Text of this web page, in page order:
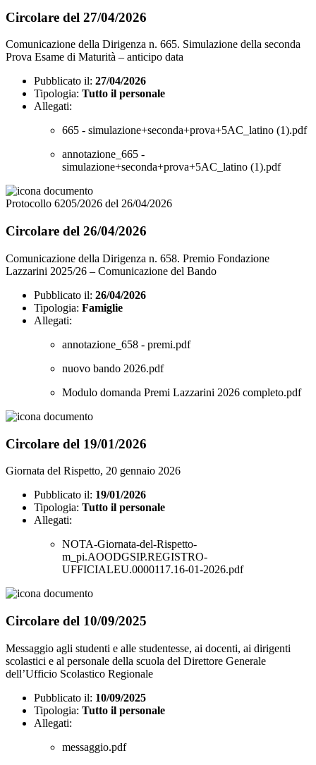
Circolare del 27/04/2026
Comunicazione della Dirigenza n. 665. Simulazione della seconda
Prova Esame di Maturità – anticipo data
Pubblicato il: 27/04/2026
Tipologia: Tutto il personale
Allegati:
665 - simulazione+seconda+prova+5AC_latino (1).pdf
annotazione_665 -
simulazione+seconda+prova+5AC_latino (1).pdf
Protocollo 6205/2026 del 26/04/2026
Circolare del 26/04/2026
Comunicazione della Dirigenza n. 658. Premio Fondazione
Lazzarini 2025/26 – Comunicazione del Bando
Pubblicato il: 26/04/2026
Tipologia: Famiglie
Allegati:
annotazione_658 - premi.pdf
nuovo bando 2026.pdf
Modulo domanda Premi Lazzarini 2026 completo.pdf
Circolare del 19/01/2026
Giornata del Rispetto, 20 gennaio 2026
Pubblicato il: 19/01/2026
Tipologia: Tutto il personale
Allegati:
NOTA-Giornata-del-Rispetto-
m_pi.AOODGSIP.REGISTRO-
UFFICIALEU.0000117.16-01-2026.pdf
Circolare del 10/09/2025
Messaggio agli studenti e alle studentesse, ai docenti, ai dirigenti
scolastici e al personale della scuola del Direttore Generale
dell’Ufficio Scolastico Regionale
Pubblicato il: 10/09/2025
Tipologia: Tutto il personale
Allegati:
messaggio.pdf